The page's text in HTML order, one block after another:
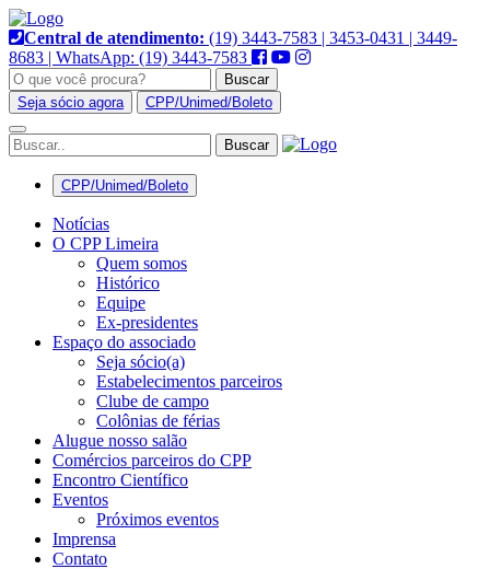
Pular
para
o
conteúdo
Central de atendimento: (19) 3443-7583 | 3453-0431 | 3449-
8683 | WhatsApp: (19) 3443-7583
Buscar
Seja sócio agora
CPP/Unimed/Boleto
Alternar
navegação
CPP/Unimed/Boleto
Notícias
O CPP Limeira
Quem somos
Histórico
Equipe
Ex-presidentes
Espaço do associado
Seja sócio(a)
Estabelecimentos parceiros
Clube de campo
Colônias de férias
Alugue nosso salão
Comércios parceiros do CPP
Encontro Científico
Eventos
Próximos eventos
Imprensa
Contato